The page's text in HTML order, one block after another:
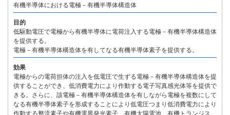
有機半導体における電極－有機半導体構造体
目的
低駆動電圧で電極から有機半導体に電荷注入する電極－有機半導体構造体
を提供する。
電極－有機半導体構造体を有してなる有機半導体素子を提供する。
効果
電極からの電荷担体の注入を低電圧で生ずる電極－有機半導体構造体を提
供することができ、低消費電力により作動する電子写真感光体等を提供で
きる。さらに、該電極－有機半導体構造体を有しながら電極を複数にして
なる有機半導体素子を形成することにより低電圧つまり低消費電力により
作動する整流素子や有機電界発光素子、有機太陽電池、有機トランジス